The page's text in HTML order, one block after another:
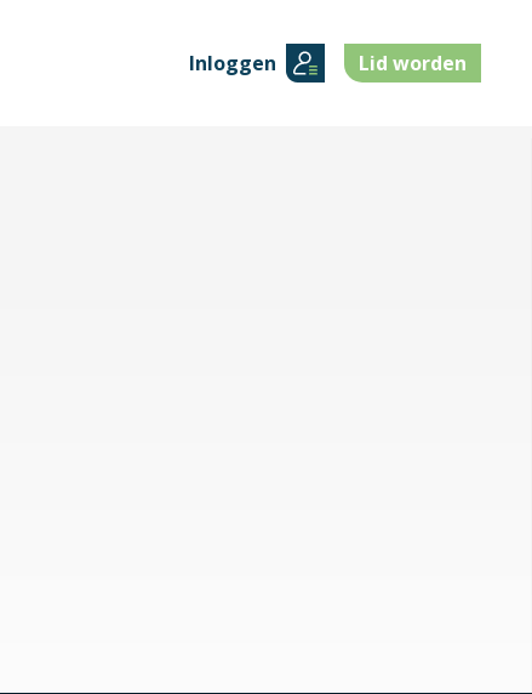
Inloggen Lid worden